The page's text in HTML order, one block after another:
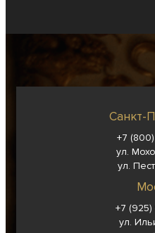
Санкт-
+7
ул.
ул.
+7
ул.